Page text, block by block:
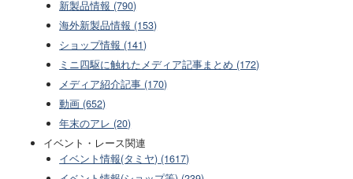
新製品情報 (790)
海外新製品情報 (153)
ショップ情報 (141)
ミニ四駆に触れたメディア記事まとめ (172)
メディア紹介記事 (170)
動画 (652)
年末のアレ (20)
イベント・レース関連
イベント情報(タミヤ) (1617)